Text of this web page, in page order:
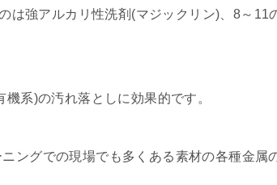
は強アルカリ性洗剤(マジックリン)、8～11
系)の汚れ落としに効果的です。
ングでの現場でも多くある素材の各種金属